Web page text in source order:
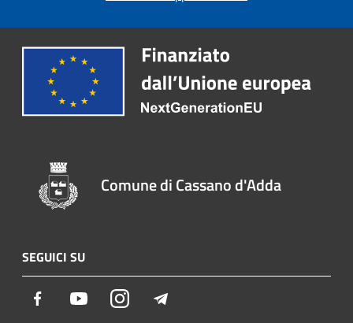
Comune di Cassano d'Adda
SEGUICI SU
Facebook YoutubeInstagram